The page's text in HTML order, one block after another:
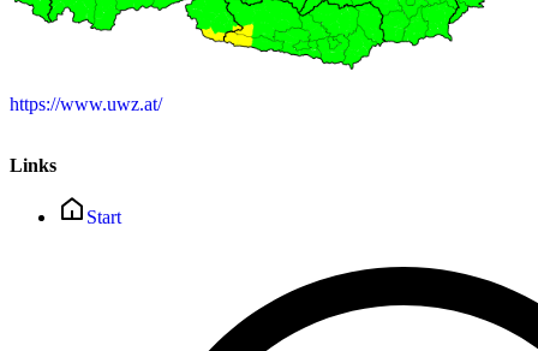
https://www.uwz.at/
Links
Start